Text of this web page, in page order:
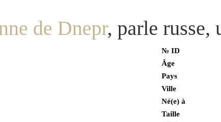
de Dnepr, parle russe,
№ ID
Âge
Pays
Ville
Né(e) à
Taille